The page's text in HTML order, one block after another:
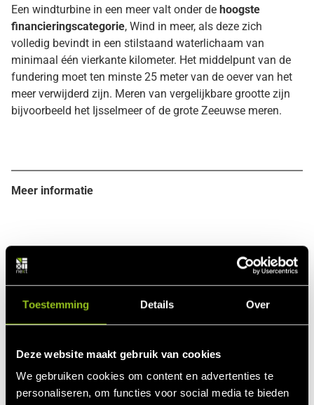
Toestemming Details Over
Deze website maakt gebruik van cookies
We gebruiken cookies om content en advertenties te
personaliseren, om functies voor social media te bieden
Een windturbine in een meer valt onder de hoogste
financieringscategorie, Wind in meer, als deze zich
volledig bevindt in een stilstaand waterlichaam van
minimaal één vierkante kilometer. Het middelpunt van de
fundering moet ten minste 25 meter van de oever van het
meer verwijderd zijn. Meren van vergelijkbare grootte zijn
bijvoorbeeld het Ijsselmeer of de grote Zeeuwse meren.
Meer informatie
Berekeningsvoorbeeld, gebaseerd op SDE+
2018
Bijvoorbeeld een project in de gemeente Amersfoort
(voorbeeld overgenomen van RVO)